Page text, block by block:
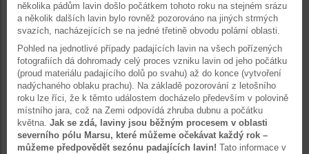
několika pádům lavin došlo počátkem tohoto roku na stejném srázu
a několik dalších lavin bylo rovněž pozorováno na jiných strmých
svazích, nacházejících se na jedné třetině obvodu polární oblasti.
Pohled na jednotlivé případy padajících lavin na všech pořízených
fotografiích dá dohromady celý proces vzniku lavin od jeho počátku
(proud materiálu padajícího dolů po svahu) až do konce (vytvoření
nadýchaného oblaku prachu). Na základě pozorování z letošního
roku lze říci, že k těmto událostem docházelo především v polovině
místního jara, což na Zemi odpovídá zhruba dubnu a počátku
května. Jak se zdá, laviny jsou běžným procesem v oblasti
severního pólu Marsu, které můžeme očekávat každý rok –
můžeme předpovědět sezónu padajících lavin! Tato informace v